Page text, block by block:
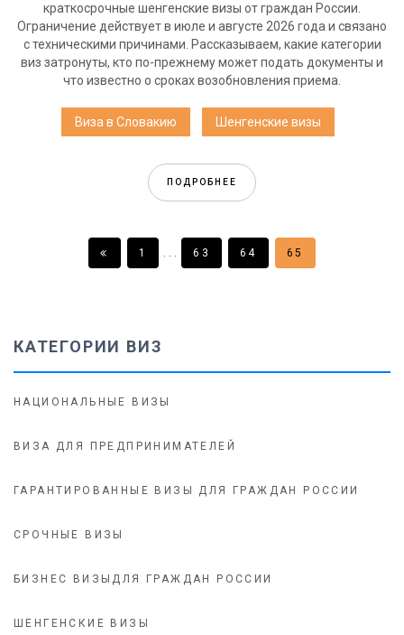
краткосрочные шенгенские визы от граждан России.
Ограничение действует в июле и августе 2026 года и связано
с техническими причинами. Рассказываем, какие категории
виз затронуты, кто по-прежнему может подать документы и
что известно о сроках возобновления приема.
Виза в Словакию Шенгенские визы
ПОДРОБНЕЕ
1 . . . 63 64 65
КАТЕГОРИИ ВИЗ
НАЦИОНАЛЬНЫЕ ВИЗЫ
ВИЗА ДЛЯ ПРЕДПРИНИМАТЕЛЕЙ
ГАРАНТИРОВАННЫЕ ВИЗЫ ДЛЯ ГРАЖДАН РОССИИ
СРОЧНЫЕ ВИЗЫ
БИЗНЕС ВИЗЫДЛЯ ГРАЖДАН РОССИИ
ШЕНГЕНСКИЕ ВИЗЫ